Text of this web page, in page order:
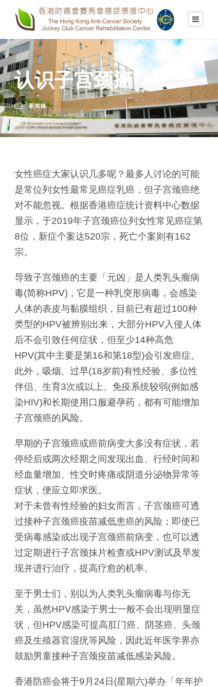
认识子宫颈癌
新闻稿
女性癌症大家认识几多呢？最多人讨论的可能
是常位列女性最常见癌症乳癌，但子宫颈癌绝
对不能忽视。根据香港癌症统计资料中心数据
显示，于2019年子宫颈癌位列女性常见癌症第
8位，新症个案达520宗，死亡个案则有162
宗。
导致子宫颈癌的主要「元凶」是人类乳头瘤病
毒(简称HPV)，它是一种乳突形病毒，会感染
人体的表皮与黏膜组织，目前已有超过100种
类型的HPV被辨别出来，大部分HPV入侵人体
后不会引致任何症状，但至少14种高危
HPV(其中主要是第16和第18型)会引发癌症。
此外，吸烟、过早(18岁前)有性经验、多位性
伴侣、生育3次或以上、免疫系统较弱(例如感
染HIV)和长期使用口服避孕药，都有可能增加
子宫颈癌的风险。
早期的子宫颈癌或癌前病变大多没有症状，若
停经后或两次经期之间发现出血、行经时间和
经血量增加、性交时疼痛或阴道分泌物异常等
症状，便应立即求医。
对于未曾有性经验的妇女而言，子宫颈癌可透
过接种子宫颈癌疫苗减低患癌的风险；即使已
受病毒感染或出现子宫颈癌前病变，也可以透
过定期进行子宫颈抹片检查或HPV测试及早发
现并进行治疗，提高疗愈的机率。
至于男士们，别以为人类乳头瘤病毒与你无
关，虽然HPV感染于男士一般不会出现明显症
状，但HPV感染可提高肛门癌、阴茎癌、头颈
癌及生殖器官湿疣等风险，因此近年医学界亦
鼓励男童接种子宫颈疫苗减低感染风险。
香港防癌会将于9月24日(星期六)举办「年年护